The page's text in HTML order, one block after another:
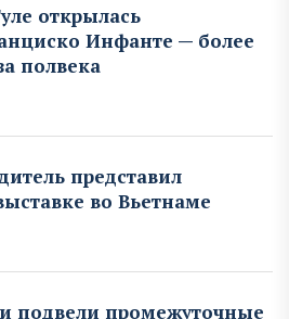
открылась
Инфанте — более
полвека
представил
во Вьетнаме
подвели промежуточные